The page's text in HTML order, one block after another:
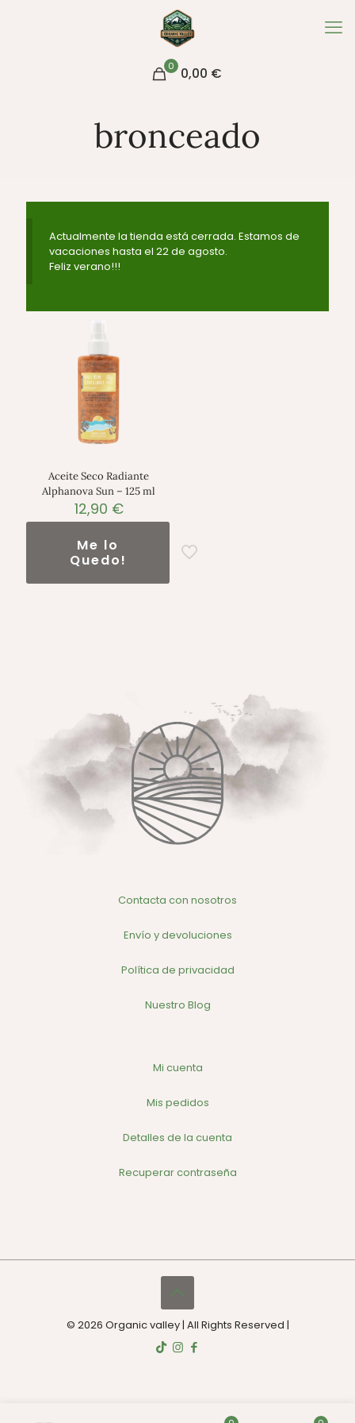
0 0,00 €
bronceado
Actualmente la tienda está cerrada. Estamos de
vacaciones hasta el 22 de agosto.
Feliz verano!!!
Aceite Seco Radiante
Alphanova Sun – 125 ml
12,90 €
Me lo
Quedo!
Contacta con nosotros
Envío y devoluciones
Política de privacidad
Nuestro Blog
Mi cuenta
Mis pedidos
Detalles de la cuenta
Recuperar contraseña
© 2026 Organic valley | All Rights Reserved |